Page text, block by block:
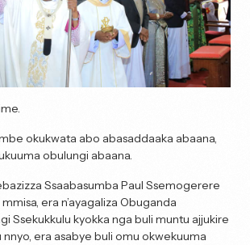
okukwata abo abasaddaaka abaana,
obulungi abaana.
Ssaabasumba Paul Ssemogerere
era n’ayagaliza Obuganda
Ssekukkulu kyokka nga buli muntu ajjukire
era asabye buli omu okwekuuma